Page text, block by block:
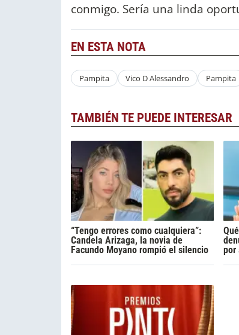
conmigo. Sería una linda
EN ESTA NOTA
Pampita Vico D Alessandro Pampita
TAMBIÉN TE PUEDE INTERESAR
“Tengo errores como cualquiera”:
Candela Arizaga, la novia de
Facundo Moyano rompió el silencio
por